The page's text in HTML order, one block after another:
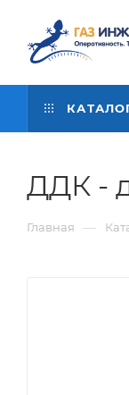
ДДК -
Главная —